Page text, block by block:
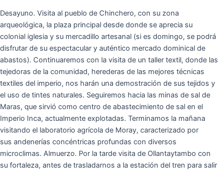
Desayuno. Visita al pueblo de Chinchero, con su zona
arqueológica, la plaza principal desde donde se aprecia su
colonial iglesia y su mercadillo artesanal (si es domingo, se podrá
disfrutar de su espectacular y auténtico mercado dominical de
abastos). Continuaremos con la visita de un taller textil, donde las
tejedoras de la comunidad, herederas de las mejores técnicas
textiles del imperio, nos harán una demostración de sus tejidos y
el uso de tintes naturales. Seguiremos hacia las minas de sal de
Maras, que sirvió como centro de abastecimiento de sal en el
Imperio Inca, actualmente explotadas. Terminamos la mañana
visitando el laboratorio agrícola de Moray, caracterizado por
sus andenerías concéntricas profundas con diversos
microclimas. Almuerzo. Por la tarde visita de Ollantaytambo con
su fortaleza, antes de trasladarnos a la estación del tren para salir